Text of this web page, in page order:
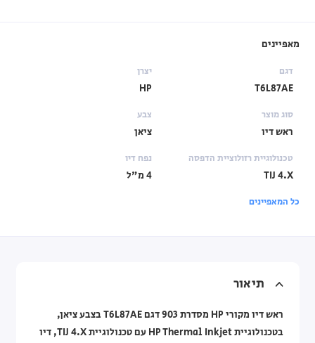
מאפיינים
דגם
T6L87AE
יצרן
HP
סוג מוצר
ראש דיו
צבע
ציאן
טכנולוגיית רזולוציית הדפסה
TIJ 4.X
נפח דיו
4 מ"ל
כל המאפיינים
תיאור
ראש דיו מקורי HP מסדרת 903 דגם T6L87AE בצבע ציאן,
בטכנולוגיית HP Thermal Inkjet עם טכנולוגיית TIJ 4.X, דיו